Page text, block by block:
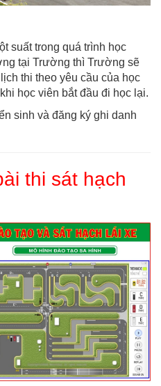
suất trong quá trình học
tại Trường thì Trường sẽ
thi theo yêu cầu của học
học viên bắt đầu đi học lại.
sinh và đăng ký ghi danh
thi sát hạch